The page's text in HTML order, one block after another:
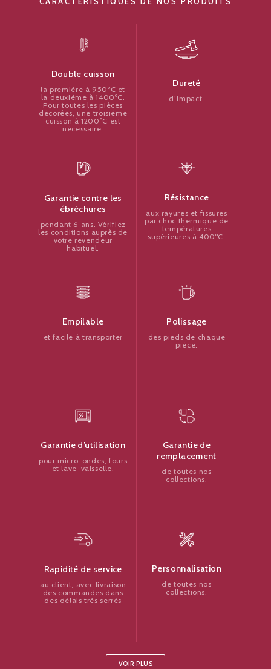
Double cuisson
la première à 950ºC et
la deuxième à 1400ºC.
Pour toutes les pièces
décorées, une troisième
cuisson à 1200ºC est
nécessaire.
Dureté
d’impact.
Garantie contre les
ébréchures
pendant 6 ans. Vérifiez
les conditions auprès de
votre revendeur
habituel.
Résistance
aux rayures et fissures
par choc thermique de
températures
supérieures à 400ºC.
Empilable
et facile à transporter
Polissage
des pieds de chaque
pièce.
Garantie d’utilisation
pour micro-ondes, fours
et lave-vaisselle.
Garantie de
remplacement
de toutes nos
collections.
Rapidité de service
au client, avec livraison
des commandes dans
des délais très serrés
Personnalisation
de toutes nos
collections.
VOIR PLUS